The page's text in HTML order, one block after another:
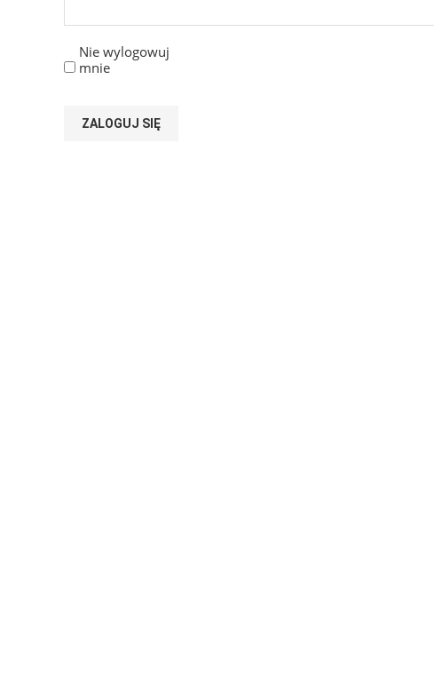
Nie wylogowuj
mnie
ZALOGUJ SIĘ